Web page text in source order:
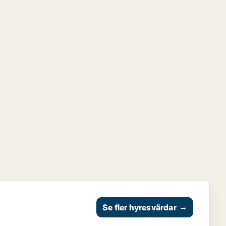
Se fler hyresvärdar →